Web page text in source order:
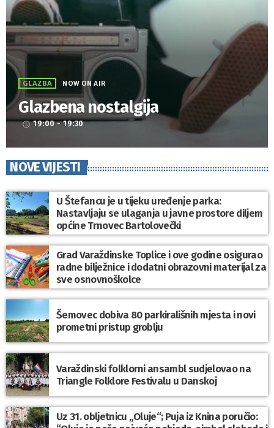
GLAZBA NOW ON AIR
Glazbena nostalgija
access_time 19:00 - 19:30
NOVE VIJESTI
U Štefancu je u tijeku uređenje parka:
Nastavljaju se ulaganja u javne prostore diljem
općine Trnovec Bartolovečki
Grad Varaždinske Toplice i ove godine osigurao
radne bilježnice i dodatni obrazovni materijal za
sve osnovnoškolce
Šemovec dobiva 80 parkirališnih mjesta i novi
prometni pristup groblju
Varaždinski folklorni ansambl sudjelovao na
Triangle Folklore Festivalu u Danskoj
Uz 31. obljetnicu „Oluje“; Puja iz Knina poručio: